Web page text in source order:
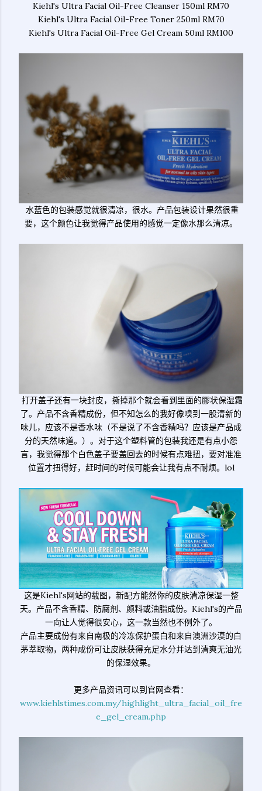
Kiehl's Ultra Facial Oil-Free Cleanser 150ml RM70
Kiehl's Ultra Facial Oil-Free Toner 250ml RM70
Kiehl's Ultra Facial Oil-Free Gel Cream 50ml RM100
水蓝色的包装感觉就很清凉，很水。产品包装设计果然很重
要，这个颜色让我觉得产品使用的感觉一定像水那么清凉。
打开盖子还有一块封皮，撕掉那个就会看到里面的膠状保湿霜
了。产品不含香精成份，但不知怎么的我好像嗅到一股清新的
味儿，应该不是香水味（不是说了不含香精吗？应该是产品成
分的天然味道。）。对于这个塑料管的包装我还是有点小怨
言，我觉得那个白色盖子要盖回去的时候有点难扭，要对准准
位置才扭得好，赶时间的时候可能会让我有点不耐烦。lol
这是Kiehl's网站的载图，新配方能然你的皮肤清凉保湿一整
天。产品不含香精、防腐剂、颜料或油脂成份。Kiehl's的产品
一向让人觉得很安心，这一款当然也不例外了。
产品主要成份有来自南极的冷冻保护蛋白和来自澳洲沙漠的白
茅萃取物，两种成份可让皮肤获得充足水分并达到清爽无油光
的保湿效果。
更多产品资讯可以到官网查看：
www.kiehlstimes.com.my/highlight_ultra_facial_oil_fre
e_gel_cream.php